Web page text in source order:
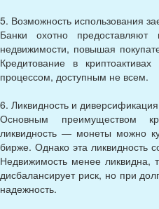
5. Возможность использования
Банки охотно
недвижимости, повышая
Кредитование в
процессом, доступным не всем.
6. Ликвидность и диверсификация
Основным преимуществом
ликвидность — монеты можно
бирже. Однако эта ликвидность
Недвижимость менее ликвидна,
дисбалансирует риск, но при
надежность.